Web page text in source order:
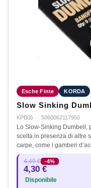
Esche Finte KORDA
Slow Sinking
KPB05 · 5060062117950
Lo Slow-Sinking Dumbell,
scelta in presenza di altre
carpe, come i gamberi
4,49 € -4%
4,30 €
Disponibile